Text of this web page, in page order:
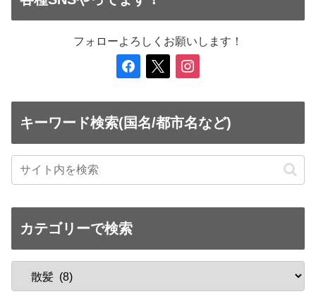
フォローよろしくお願いします！
facebook
instagram
キーワード検索(国名/都市名など)
カテゴリーで検索